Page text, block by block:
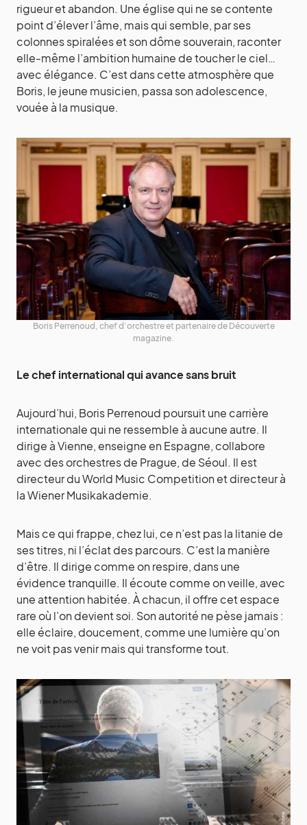
rigueur et abandon. Une église qui ne se contente
point d’élever l’âme, mais qui semble, par ses
colonnes spiralées et son dôme souverain, raconter
elle-même l’ambition humaine de toucher le ciel…
avec élégance. C’est dans cette atmosphère que
Boris, le jeune musicien, passa son adolescence,
vouée à la musique.
Boris Perrenoud, chef d’orchestre et partenaire de Découverte
magazine.
Le chef international qui avance sans bruit
Aujourd’hui, Boris Perrenoud poursuit une carrière
internationale qui ne ressemble à aucune autre. Il
dirige à Vienne, enseigne en Espagne, collabore
avec des orchestres de Prague, de Séoul. Il est
directeur du World Music Competition et directeur à
la Wiener Musikakademie.
Mais ce qui frappe, chez lui, ce n’est pas la litanie de
ses titres, ni l’éclat des parcours. C’est la manière
d’être. Il dirige comme on respire, dans une
évidence tranquille. Il écoute comme on veille, avec
une attention habitée. À chacun, il offre cet espace
rare où l’on devient soi. Son autorité ne pèse jamais :
elle éclaire, doucement, comme une lumière qu’on
ne voit pas venir mais qui transforme tout.